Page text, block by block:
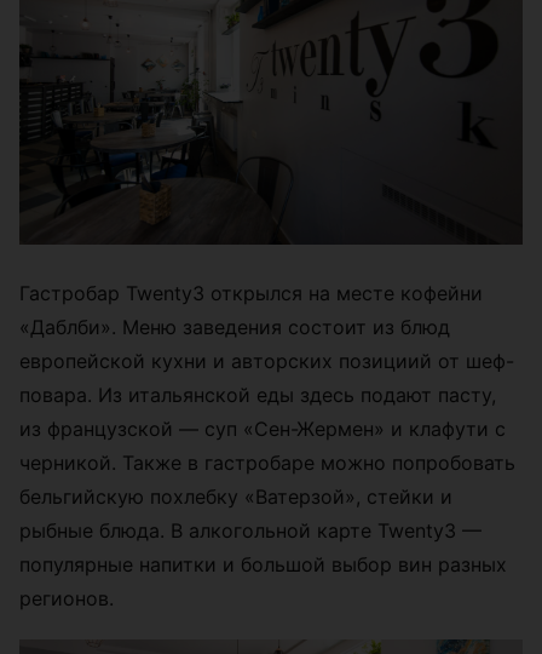
Гастробар Twenty3 открылся на месте кофейни
«Даблби». Меню заведения состоит из блюд
европейской кухни и авторских позициий от шеф-
повара. Из итальянской еды здесь подают пасту,
из французской — суп «Сен-Жермен» и клафути с
черникой. Также в гастробаре можно попробовать
бельгийскую похлебку «Ватерзой», стейки и
рыбные блюда. В алкогольной карте Twenty3 —
популярные напитки и большой выбор вин разных
регионов.